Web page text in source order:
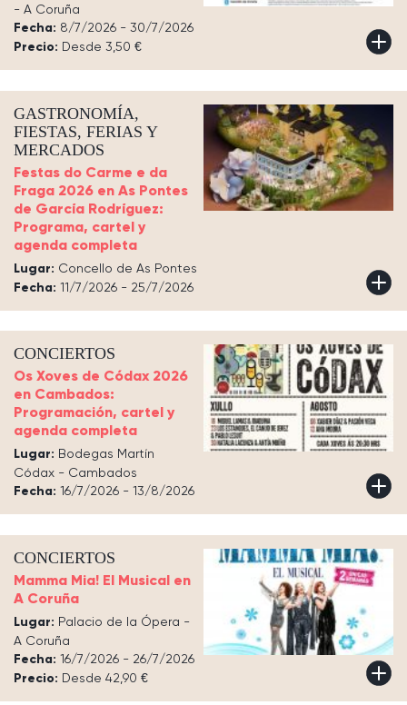
- A Coruña
Fecha: 8/7/2026 - 30/7/2026
Precio: Desde 3,50 €
GASTRONOMÍA,
FIESTAS, FERIAS Y
MERCADOS
Festas do Carme e da
Fraga 2026 en As Pontes
de García Rodríguez:
Programa, cartel y
agenda completa
Lugar: Concello de As Pontes
Fecha: 11/7/2026 - 25/7/2026
CONCIERTOS
Os Xoves de Códax 2026
en Cambados:
Programación, cartel y
agenda completa
Lugar: Bodegas Martín
Códax - Cambados
Fecha: 16/7/2026 - 13/8/2026
CONCIERTOS
Mamma Mia! El Musical en
A Coruña
Lugar: Palacio de la Ópera -
A Coruña
Fecha: 16/7/2026 - 26/7/2026
Precio: Desde 42,90 €